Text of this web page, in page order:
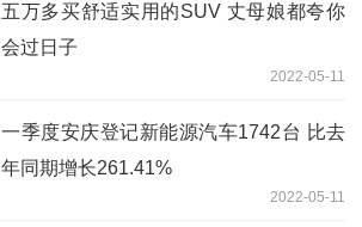
五万多买舒适实用的SUV 丈母娘都夸你
会过日子
2022-05-11
一季度安庆登记新能源汽车1742台 比去
年同期增长261.41%
2022-05-11